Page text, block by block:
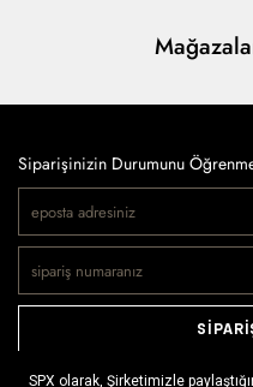
Siparişinizin Durumunu